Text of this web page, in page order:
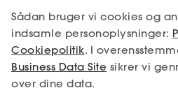
Få svar
Fordele
Studerende
følger der en række
tegne forsikring,
sørge for et godt
ikke allerede, skal du
første registreres som
Sådan bruger vi cookies og
indsamle personoplysninger:
Cookiepolitik. I
Business Data Site sikrer vi
over dine data.